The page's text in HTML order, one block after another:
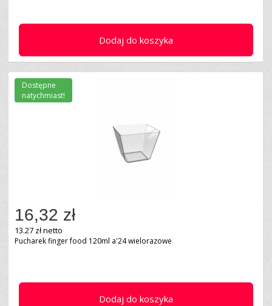
Dodaj do koszyka
Dodaj do koszyka
16,32 zł
13.27 zł netto
Pucharek finger food 120ml a'24 wielorazowe
Dostępne
natychmiast!